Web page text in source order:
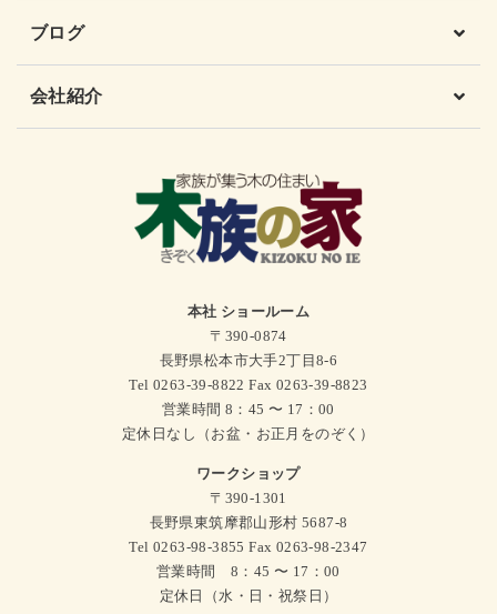
ブログ
会社紹介
本社 ショールーム
〒390-0874
長野県松本市大手2丁目8-6
Tel 0263-39-8822 Fax 0263-39-8823
営業時間 8：45 〜 17：00
定休日なし（お盆・お正月をのぞく）
ワークショップ
〒390-1301
長野県東筑摩郡山形村 5687-8
Tel 0263-98-3855 Fax 0263-98-2347
営業時間 8：45 〜 17：00
定休日（水・日・祝祭日）